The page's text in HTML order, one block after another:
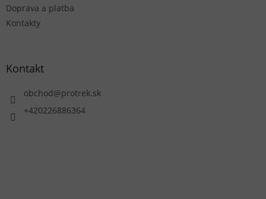
Doprava a platba
Kontakty
Kontakt
obchod@protrek.sk
+420226886364